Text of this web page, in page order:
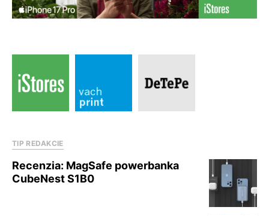
TIP REDAKCIE
Recenzia: MagSafe powerbanka
CubeNest S1B0